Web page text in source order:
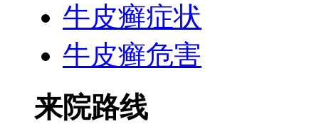
牛皮癣症状
牛皮癣危害
来院路线